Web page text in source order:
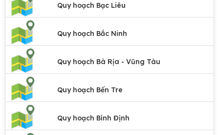
Quy hoạch Bạc Liêu
Quy hoạch Bắc Ninh
Quy hoạch Bà Rịa - Vũng Tàu
Quy hoạch Bến Tre
Quy hoạch Bình Định